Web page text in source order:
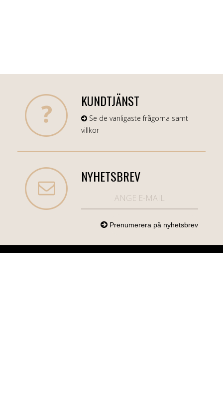
KUNDTJÄNST
Se de vanligaste frågorna samt
villkor
NYHETSBREV